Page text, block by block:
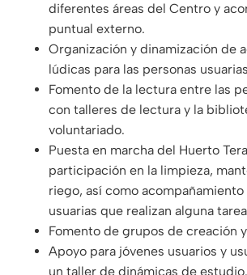
diferentes áreas del Centro y
puntual externo.
Organización y dinamización de
lúdicas para las personas
Fomento de la lectura entre las
con talleres de lectura y la
voluntariado.
Puesta en marcha del Huerto
participación en la limpieza,
riego, así como acompañamiento
usuarias que realizan alguna
Fomento de grupos de creación
Apoyo para jóvenes usuarios y
un taller de dinámicas de estudio.